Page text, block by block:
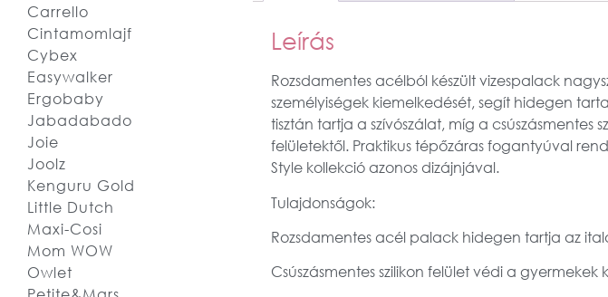
Carrello
Cintamomlajf
Cybex
Easywalker
Ergobaby
Jabadabado
Joie
Joolz
Kenguru Gold
Little Dutch
Maxi-Cosi
Mom WOW
Owlet
Leírás
Rozsdamentes acélból készült vizespalack
személyiségek kiemelkedését, segít hidegen
tisztán tartja a szívószálat, míg a csúszásmentes
felületektől. Praktikus tépőzáras fogantyúval
Style kollekció azonos dizájnjával.
Tulajdonságok:
Rozsdamentes acél palack hidegen tartja az
Csúszásmentes szilikon felület védi a gyermekek